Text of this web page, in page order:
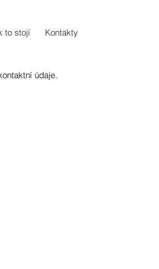
to stojí Kontakty
údaje.